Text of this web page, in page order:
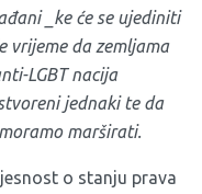
_ke će se ujediniti
vrijeme da zemljama
LGBT nacija
jednaki te da
marširati.
o stanju prava